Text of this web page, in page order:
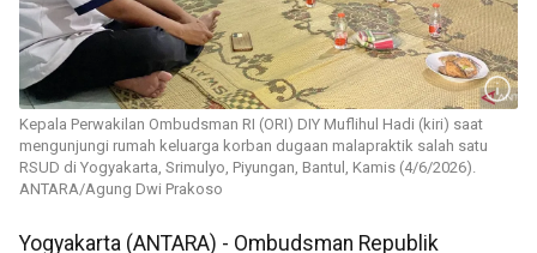
Kepala Perwakilan Ombudsman RI (ORI) DIY Muflihul Hadi (kiri) saat
mengunjungi rumah keluarga korban dugaan malapraktik salah satu
RSUD di Yogyakarta, Srimulyo, Piyungan, Bantul, Kamis (4/6/2026).
ANTARA/Agung Dwi Prakoso
Yogyakarta (ANTARA) - Ombudsman Republik